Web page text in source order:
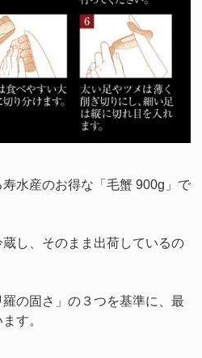
水産のお得な「毛蟹 900g」で
し、そのまま出荷しているの
羅の固さ」の３つを基準に、最
す。